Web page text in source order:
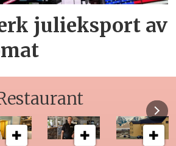
julieksport av